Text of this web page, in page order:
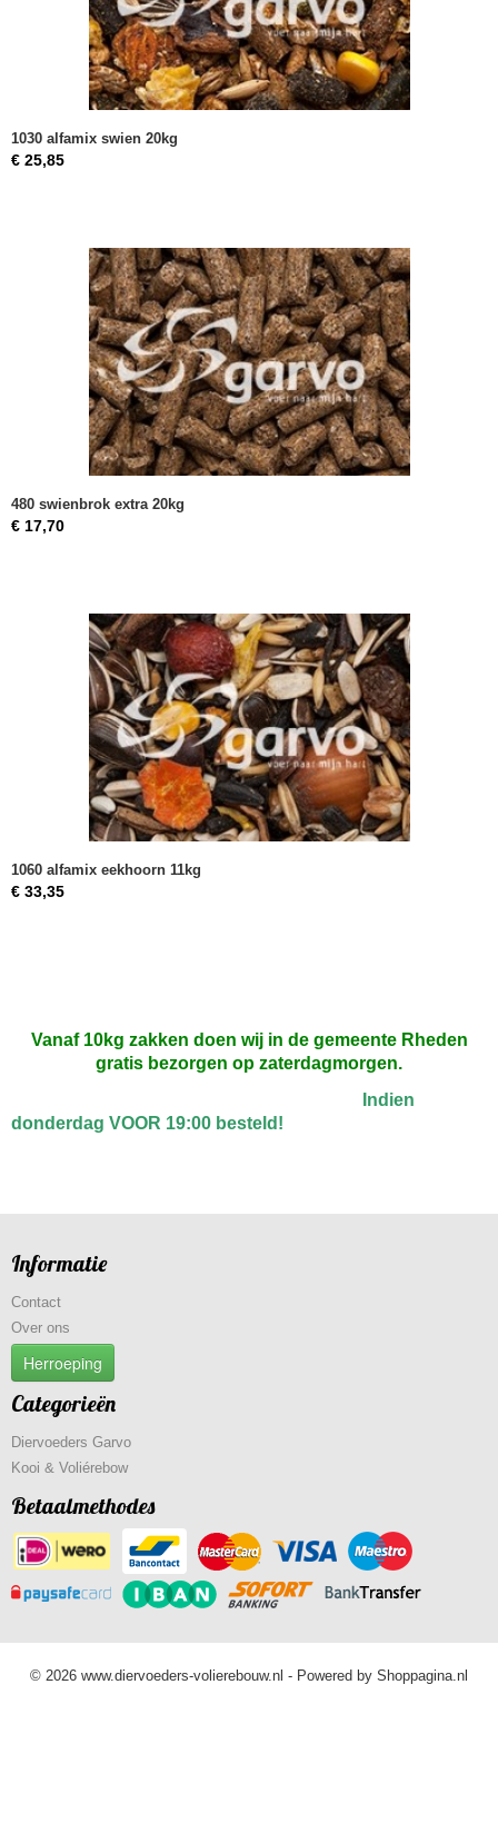
1030 alfamix swien 20kg
€ 25,85
480 swienbrok extra 20kg
€ 17,70
1060 alfamix eekhoorn 11kg
€ 33,35
Vanaf 10kg zakken doen wij in de gemeente Rheden
gratis bezorgen op zaterdagmorgen.
Indien
donderdag VOOR 19:00 besteld!
Informatie
Contact
Over ons
Herroeping
Categorieën
Diervoeders Garvo
Kooi & Voliérebow
Betaalmethodes
© 2026 www.diervoeders-volierebouw.nl - Powered by Shoppagina.nl